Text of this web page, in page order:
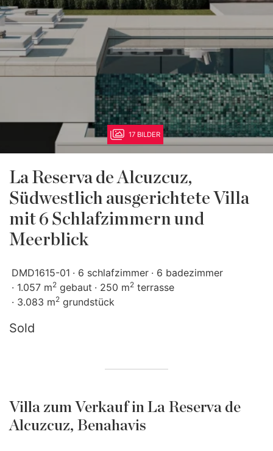
17 BILDER
La Reserva de Alcuzcuz,
Südwestlich ausgerichtete Villa
mit 6 Schlafzimmern und
Meerblick
DMD1615-01 6 schlafzimmer
6 badezimmer
1.057 m2 gebaut 250 m2 terrasse
3.083 m2 grundstück
Sold
Villa zum Verkauf in La Reserva de
Alcuzcuz, Benahavis